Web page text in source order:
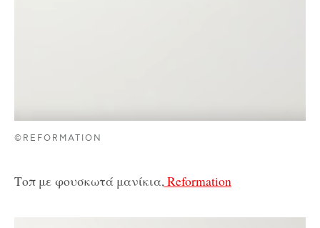
©REFORMATION
Τοπ με φουσκωτά μανίκια, Reformation